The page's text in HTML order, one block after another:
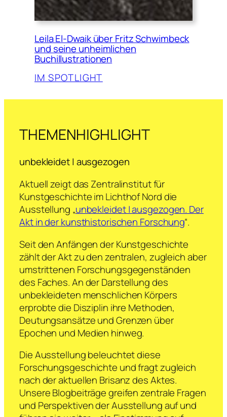
Leila El-Dwaik über Fritz Schwimbeck
und seine unheimlichen
Buchillustrationen
IM SPOTLIGHT
THEMENHIGHLIGHT
unbekleidet | ausgezogen
Aktuell zeigt das Zentralinstitut für
Kunstgeschichte im Lichthof Nord die
Ausstellung „unbekleidet | ausgezogen. Der
Akt in der kunsthistorischen Forschung“.
Seit den Anfängen der Kunstgeschichte
zählt der Akt zu den zentralen, zugleich aber
umstrittenen Forschungsgegenständen
des Faches. An der Darstellung des
unbekleideten menschlichen Körpers
erprobte die Disziplin ihre Methoden,
Deutungsansätze und Grenzen über
Epochen und Medien hinweg.
Die Ausstellung beleuchtet diese
Forschungsgeschichte und fragt zugleich
nach der aktuellen Brisanz des Aktes.
Unsere Blogbeiträge greifen zentrale Fragen
und Perspektiven der Ausstellung auf und